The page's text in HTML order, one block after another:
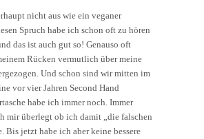
nicht aus wie ein veganer
Spruch habe ich schon oft zu hören
das ist auch gut so! Genauso oft
Rücken vermutlich über meine
Und schon sind wir mitten im
vor vier Jahren Second Hand
habe ich immer noch. Immer
mir überlegt ob ich damit „die falschen
Bis jetzt habe ich aber keine bessere